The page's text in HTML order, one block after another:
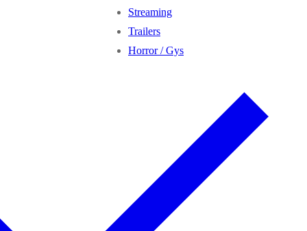
Streaming
Trailers
Horror / Gys